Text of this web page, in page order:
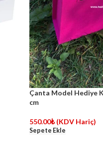
Çanta Model Hediye
cm
550.00₺ (KDV Hariç)
Sepete Ekle